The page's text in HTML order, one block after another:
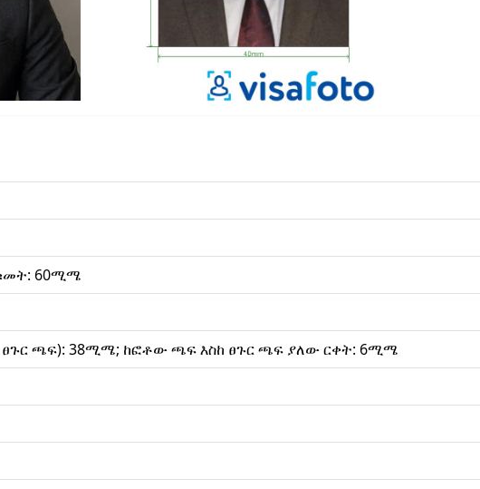
60ሚሜ
ፀጉር ጫፍ): 38ሚሜ; ከፎቶው ጫፍ እስከ ፀጉር ጫፍ ያለው ርቀት: 6ሚሜ